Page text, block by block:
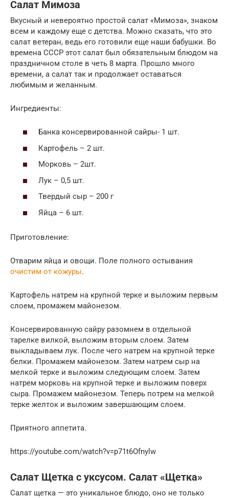
Салат Мимоза
Вкусный и невероятно простой салат «Мимоза», знаком
всем и каждому еще с детства. Можно сказать, что это
салат ветеран, ведь его готовили еще наши бабушки. Во
времена СССР этот салат был обязательным блюдом на
праздничном столе в четь 8 марта. Прошло много
времени, а салат так и продолжает оставаться
любимым и желанным.
Ингредиенты:
Банка консервированной сайры- 1 шт.
Картофель – 2 шт.
Морковь – 2шт.
Лук – 0,5 шт.
Твердый сыр – 200 г
Яйца – 6 шт.
Приготовление:
Отварим яйца и овощи. Поле полного остывания
очистим от кожуры.
Картофель натрем на крупной терке и выложим первым
слоем, промажем майонезом.
Консервированную сайру разомнем в отдельной
тарелке вилкой, выложим вторым слоем. Затем
выкладываем лук. После чего натрем на крупной терке
белки. Промажем майонезом. Затем натрем сыр на
мелкой терке и выложим следующим слоем. Затем
натрем морковь на крупной терке и выложим поверх
сыра. Промажем майонезом. Теперь потрем на мелкой
терке желток и выложим завершающим слоем.
Приятного аппетита.
https://youtube.com/watch?v=p71t6Ofnylw
Салат Щетка с уксусом. Салат «Щетка»
Салат щетка — это уникальное блюдо, оно не только